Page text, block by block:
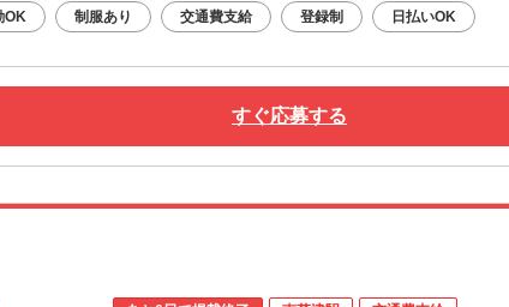
OK 制服あり 交通費支給 登録制 日払いOK
すぐ応募する